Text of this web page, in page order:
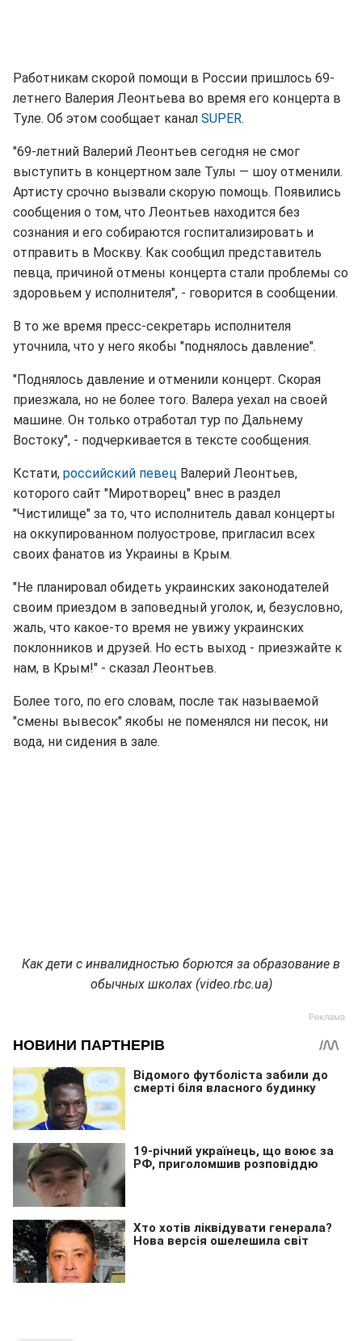
Работникам скорой помощи в России пришлось 69-
летнего Валерия Леонтьева во время его концерта в
Туле. Об этом сообщает канал SUPER.
"69-летний Валерий Леонтьев сегодня не смог
выступить в концертном зале Тулы — шоу отменили.
Артисту срочно вызвали скорую помощь. Появились
сообщения о том, что Леонтьев находится без
сознания и его собираются госпитализировать и
отправить в Москву. Как сообщил представитель
певца, причиной отмены концерта стали проблемы со
здоровьем у исполнителя", - говорится в сообщении.
В то же время пресс-секретарь исполнителя
уточнила, что у него якобы "поднялось давление".
"Поднялось давление и отменили концерт. Скорая
приезжала, но не более того. Валера уехал на своей
машине. Он только отработал тур по Дальнему
Востоку", - подчеркивается в тексте сообщения.
Кстати, российский певец Валерий Леонтьев,
которого сайт "Миротворец" внес в раздел
"Чистилище" за то, что исполнитель давал концерты
на оккупированном полуострове, пригласил всех
своих фанатов из Украины в Крым.
"Не планировал обидеть украинских законодателей
своим приездом в заповедный уголок, и, безусловно,
жаль, что какое-то время не увижу украинских
поклонников и друзей. Но есть выход - приезжайте к
нам, в Крым!" - сказал Леонтьев.
Более того, по его словам, после так называемой
"смены вывесок" якобы не поменялся ни песок, ни
вода, ни сидения в зале.
Как дети с инвалидностью борются за образование в
обычных школах (video.rbc.ua)